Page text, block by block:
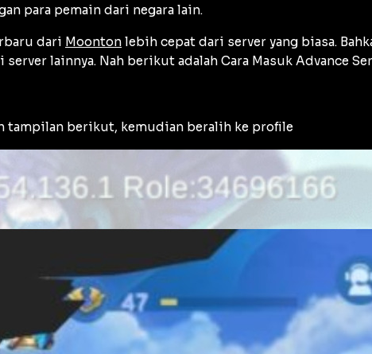
para pemain dari negara lain.
dari Moonton lebih cepat dari server yang biasa.
lainnya. Nah berikut adalah Cara Masuk Advance
tampilan berikut, kemudian beralih ke profile